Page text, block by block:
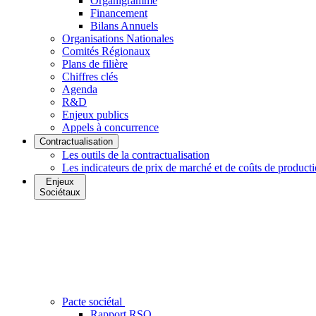
Financement
Bilans Annuels
Organisations Nationales
Comités Régionaux
Plans de filière
Chiffres clés
Agenda
R&D
Enjeux publics
Appels à concurrence
Contractualisation
Les outils de la contractualisation
Les indicateurs de prix de marché et de coûts de
Enjeux
Sociétaux
Pacte sociétal